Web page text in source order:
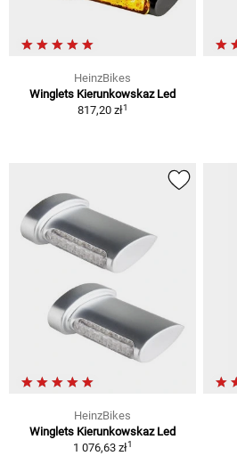
HeinzBikes
Winglets Kierunkowskaz Led
817,20 zł1
HeinzBikes
Winglets Kierunkowskaz Led
1 076,63 zł1